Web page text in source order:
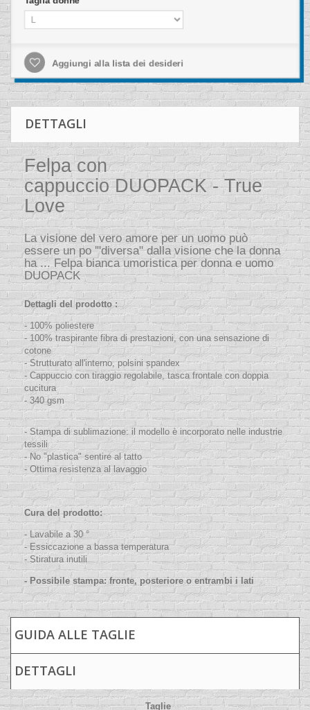
Aggiungi alla lista dei desideri
DETTAGLI
Felpa con
cappuccio DUOPACK - True
Love
La visione del vero amore per un uomo può
essere un po '"diversa" dalla visione che la donna
ha ... Felpa bianca umoristica per donna e uomo
DUOPACK
Dettagli del prodotto :
- 100% poliestere
- 100% traspirante fibra di prestazioni, con una sensazione di
cotone
- Strutturatoall'interno, polsini spandex
- Cappuccio con tiraggio regolabile, tasca frontale con doppia
cucitura
- 340 gsm
- Stampa di sublimazione: il modello è incorporato nelle industrie
tessili
- No "plastica" sentire al tatto
- Ottima resistenza al lavaggio
Cura del prodotto:
- Lavabile a 30 °
- Essiccazione a bassa temperatura
- Stiratura inutili
- Possibile stampa: fronte, posteriore o entrambi i lati
GUIDA ALLE TAGLIE
DETTAGLI
Taglie